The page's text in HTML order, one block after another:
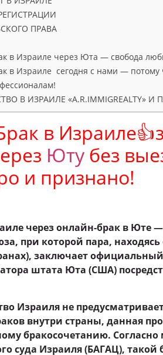
ПРАВА
в Израиле через Юта — свобода
в Израиле сегодня с нами —
В ИЗРАИЛЕ «A.R.IMMIGREALTY» И
в
Юту без
и признано!
через онлайн-брак в Юте
при которой пара,
заключает
штата Юта (США)
Израиля не
внутри страны, данная
бракосочетанию.
суда Израиля (БАГАЦ), такой